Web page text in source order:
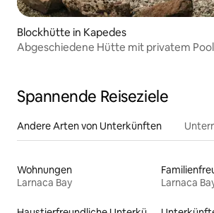
Blockhütte in Kapedes
Abgeschiedene Hütte mit privatem
Spannende Reiseziele
Andere Arten von Unterkünften
Wohnungen
Larnaca Bay
Larnaca